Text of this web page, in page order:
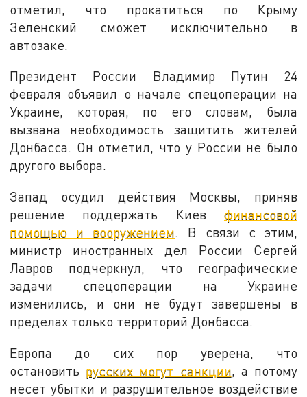
отметил, что прокатиться по Крыму
Зеленский сможет исключительно в
автозаке.
Президент России Владимир Путин 24
февраля объявил о начале спецоперации на
Украине, которая, по его словам, была
вызвана необходимость защитить жителей
Донбасса. Он отметил, что у России не было
другого выбора.
Запад осудил действия Москвы, приняв
решение поддержать Киев финансовой
помощью и вооружением. В связи с этим,
министр иностранных дел России Сергей
Лавров подчеркнул, что географические
задачи спецоперации на Украине
изменились, и они не будут завершены в
пределах только территорий Донбасса.
Европа до сих пор уверена, что
остановить русских могут санкции, а потому
несет убытки и разрушительное воздействие